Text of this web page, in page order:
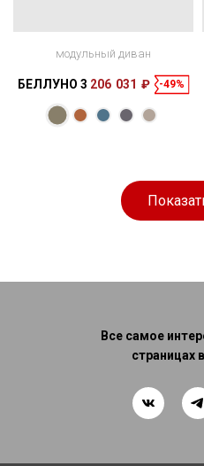
модульный диван
БЕЛЛУНО 3 206 031 ₽ -49%
Все самое
страницах